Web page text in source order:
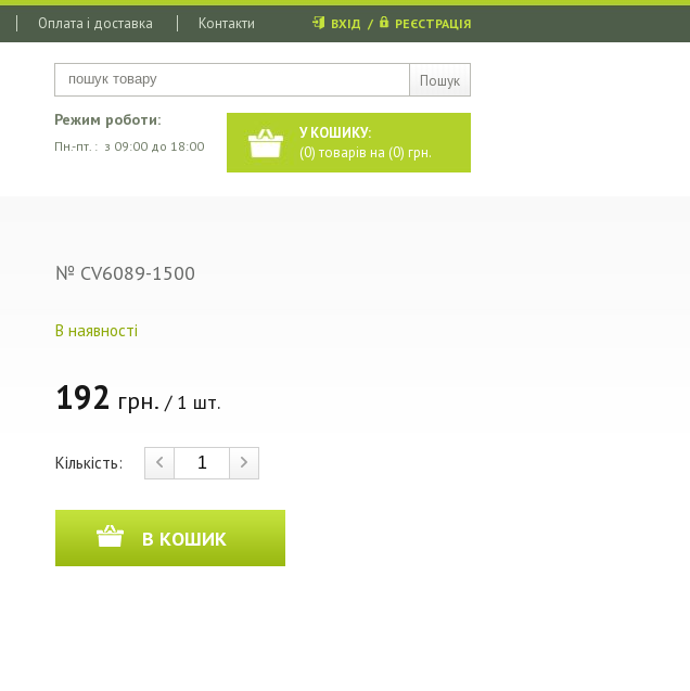
Пошук
Оплата і доставка Контакти ВХІД / РЕЄСТРАЦІЯ
У КОШИКУ:
(0) товарів на (0) грн.
Режим роботи:
Пн.-пт. : з 09:00 до 18:00
№ CV6089-1500
В наявності
192 грн. / 1 шт.
Кількість:
В КОШИК